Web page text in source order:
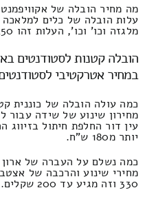
מה מחיר הובלה של
מלגזה וכו' וכו', העלות זהו 450 ולא יותר מ230 שקלים.
הובלה קטנות לסטודנטים
במחיר אטרקטיבי
כמה עולה הובלה של כוננית
מחירון שינוע של שידה
יותר מ180 ש"ח.
כמה נשלם על העברה של ארון
מחירי שינוע והרכבה של
330 וזה מגיע עד 200 שקלים.